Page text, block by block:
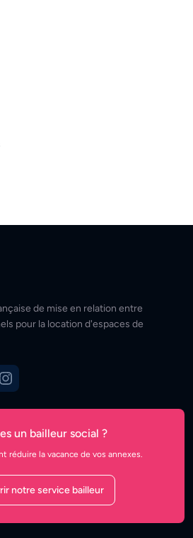
de mise en relation entre
pour la location d'espaces de
un bailleur social ?
réduire la vacance de vos annexes.
notre service bailleur